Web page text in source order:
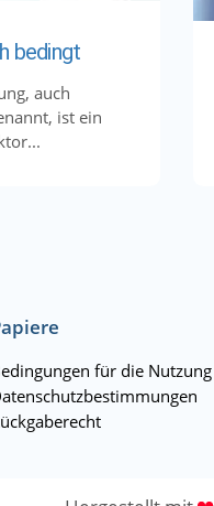
bedingt
auch
ist ein
für die Nutzung